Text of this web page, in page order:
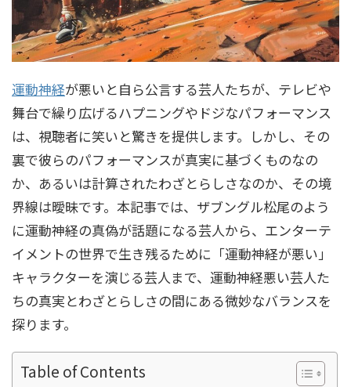
運動神経が悪いと自ら公言する芸人たちが、テレビや
舞台で繰り広げるハプニングやドジなパフォーマンス
は、視聴者に笑いと驚きを提供します。しかし、その
裏で彼らのパフォーマンスが真実に基づくものなの
か、あるいは計算されたわざとらしさなのか、その境
界線は曖昧です。本記事では、ザブングル松尾のよう
に運動神経の真偽が話題になる芸人から、エンターテ
イメントの世界で生き残るために「運動神経が悪い」
キャラクターを演じる芸人まで、運動神経悪い芸人た
ちの真実とわざとらしさの間にある微妙なバランスを
探ります。
Table of Contents